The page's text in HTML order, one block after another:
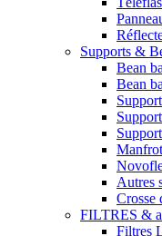
Supports &
Bean
Bean
Autres
Crosse
FILTRES &
Filtres